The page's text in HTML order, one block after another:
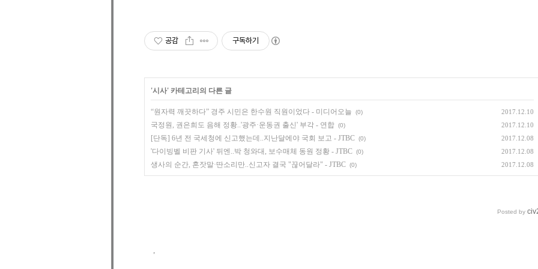
공감 구독하기
'시사' 카테고리의 다른 글
“원자력 깨끗하다” 경주 시민은 한수원 직원이었다 - 미디어오늘 (0) 2017.12.10
국정원, 권은희도 음해 정황..'광주·운동권 출신' 부각 - 연합 (0) 2017.12.10
[단독] 6년 전 국세청에 신고했는데..지난달에야 국회 보고 - JTBC (0) 2017.12.08
'다이빙벨 비판 기사' 뒤엔..박 청와대, 보수매체 동원 정황 - JTBC (0) 2017.12.08
생사의 순간, 혼잣말·딴소리만..신고자 결국 "끊어달라" - JTBC (0) 2017.12.08
Posted by
,